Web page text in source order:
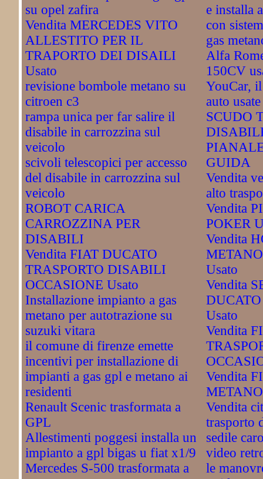
su opel zafira
Vendita MERCEDES VITO
ALLESTITO PER IL
TRAPORTO DEI DISAILI
Usato
revisione bombole metano su
citroen c3
rampa unica per far salire il
disabile in carrozzina sul
veicolo
scivoli telescopici per accesso
del disabile in carrozzina sul
veicolo
ROBOT CARICA
CARROZZINA PER
DISABILI
Vendita FIAT DUCATO
TRASPORTO DISABILI
OCCASIONE Usato
Installazione impianto a gas
metano per autotrazione su
suzuki vitara
il comune di firenze emette
incentivi per installazione di
impianti a gas gpl e metano ai
residenti
Renault Scenic trasformata a
GPL
Allestimenti poggesi installa un
impianto a gpl bigas u fiat x1/9
Mercedes S-500 trasformata a
e installa
con
gas
Alfa
150CV
YouCar,
auto usate
SCUDO
GUIDA
Vendita
alto
Vendita
POKER
Vendita
Usato
Vendita
Usato
Vendita
Vendita
Vendita
trasporto
sedile
video
le